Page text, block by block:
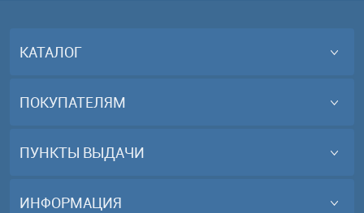
КАТАЛОГ
ПОКУПАТЕЛЯМ
ПУНКТЫ ВЫДАЧИ
ИНФОРМАЦИЯ